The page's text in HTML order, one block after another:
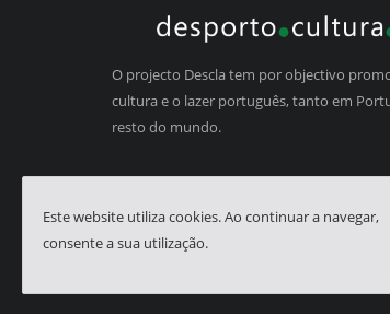
O projecto Descla tem por objectivo
cultura e o lazer português, tanto em
resto do mundo.
Este website utiliza cookies. Ao continuar a navegar,
consente a sua utilização.